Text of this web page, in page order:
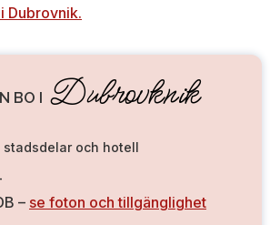
Dubrovnik.
BO I Dubrovknik
stadsdelar och hotell
– se foton och tillgänglighet